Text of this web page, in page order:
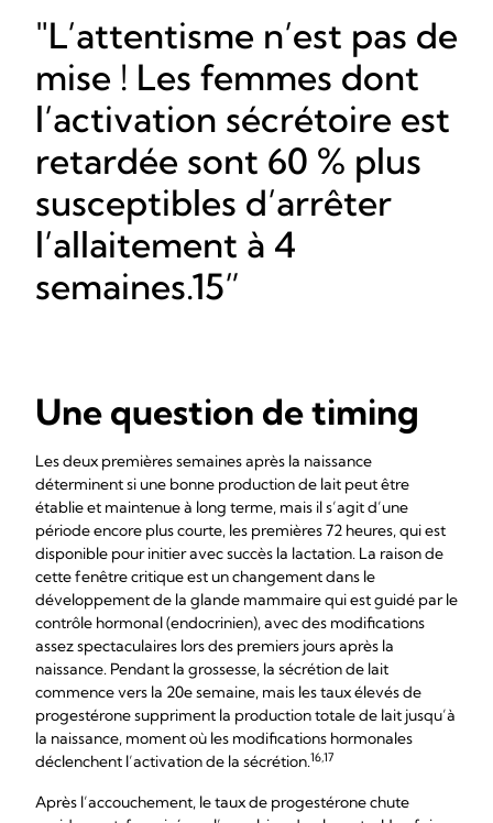
L’attentisme n’est pas de
mise ! Les femmes dont
l’activation sécrétoire est
retardée sont 60 % plus
susceptibles d’arrêter
l’allaitement à 4
semaines.15
Une question de timing
Les deux premières semaines après la naissance
déterminent si une bonne production de lait peut être
établie et maintenue à long terme, mais il s’agit d’une
période encore plus courte, les premières 72 heures, qui est
disponible pour initier avec succès la lactation. La raison de
cette fenêtre critique est un changement dans le
développement de la glande mammaire qui est guidé par le
contrôle hormonal (endocrinien), avec des modifications
assez spectaculaires lors des premiers jours après la
naissance. Pendant la grossesse, la sécrétion de lait
commence vers la 20e semaine, mais les taux élevés de
progestérone suppriment la production totale de lait jusqu’à
la naissance, moment où les modifications hormonales
déclenchent l’activation de la sécrétion.16,17
Après l’accouchement, le taux de progestérone chute